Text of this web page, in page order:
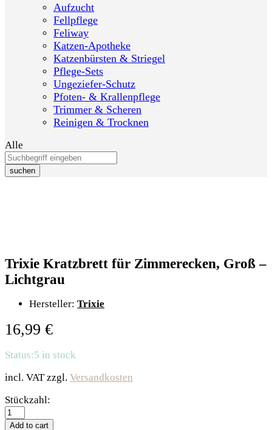
Aufzucht
Fellpflege
Feliway
Katzen-Apotheke
Katzenbürsten & Striegel
Pflege-Sets
Ungeziefer-Schutz
Pfoten- & Krallenpflege
Trimmer & Scheren
Reinigen & Trocknen
Alle
suchen
Trixie Kratzbrett für Zimmerecken, Groß –
Lichtgrau
Hersteller: Trixie
16,99 €
Status:5 in stock
incl. VAT zzgl. Versandkosten
Trixie
Kratzbrett
für
Stückzahl:
Add to cart